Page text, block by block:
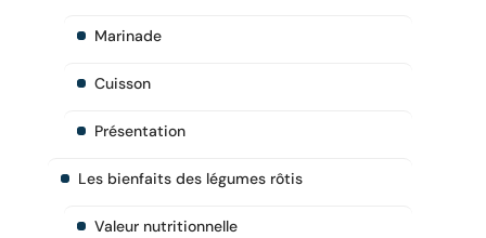
Marinade
Cuisson
Présentation
Les bienfaits des légumes rôtis
Valeur nutritionnelle